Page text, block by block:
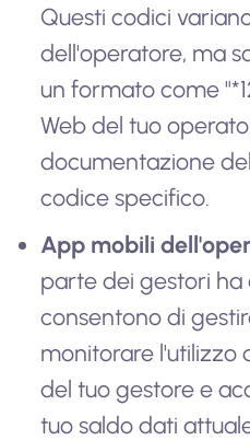
Questi codici
dell'operatore, ma
un formato come
Web del tuo
documentazione
codice specifico.
App mobili
parte dei gestori ha
consentono di
monitorare l'utilizzo
del tuo gestore e
tuo saldo dati